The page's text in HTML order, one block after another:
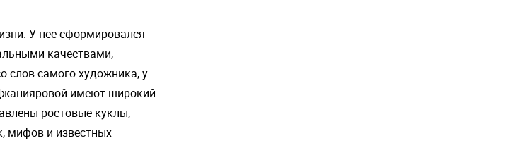
У нее сформировался
качествами,
слов самого художника, у
имеют широкий
ростовые куклы,
мифов и известных